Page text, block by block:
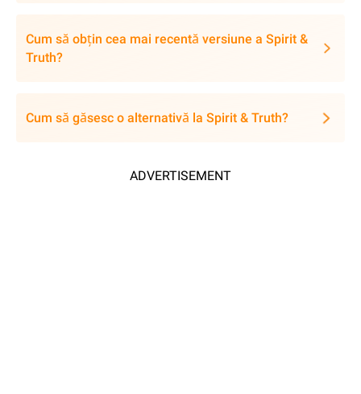
Cum să obțin cea mai recentă versiune a Spirit &
Truth?
Cum să găsesc o alternativă la Spirit & Truth?
ADVERTISEMENT